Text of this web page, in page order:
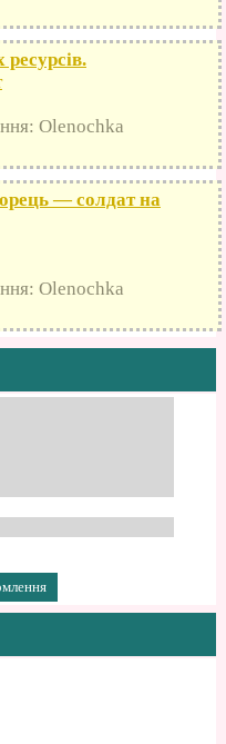
Olenochka
— солдат на
Olenochka